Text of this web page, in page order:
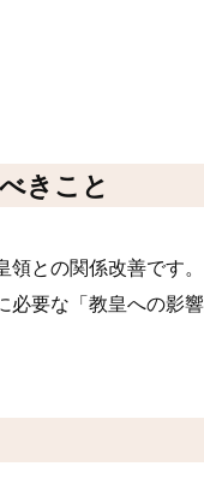
きこと
との関係改善です。
要な「教皇への影